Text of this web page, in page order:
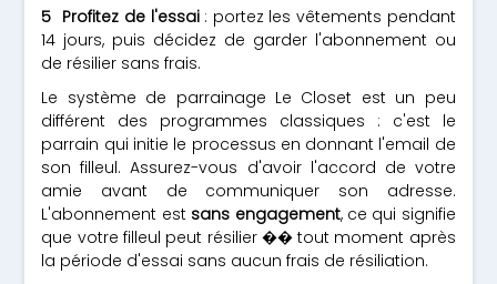
Profitez de l'essai: portez les vêtements pendant
14 jours, puis décidez de garder l'abonnement ou
de résilier sans frais.
Le système de parrainage Le Closet est un peu
différent des programmes classiques : c'est le
parrain qui initie le processus en donnant l'email de
son filleul. Assurez-vous d'avoir l'accord de votre
amie avant de communiquer son adresse.
L'abonnement est sans engagement, ce qui signifie
que votre filleul peut résilier �� tout moment après
la période d'essai sans aucun frais de résiliation.